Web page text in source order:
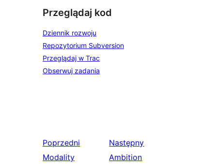
Przeglądaj kod
Dziennik rozwoju
Repozytorium Subversion
Przeglądaj w Trac
Obserwuj zadania
Poprzedni
Modality
Następny
Ambition